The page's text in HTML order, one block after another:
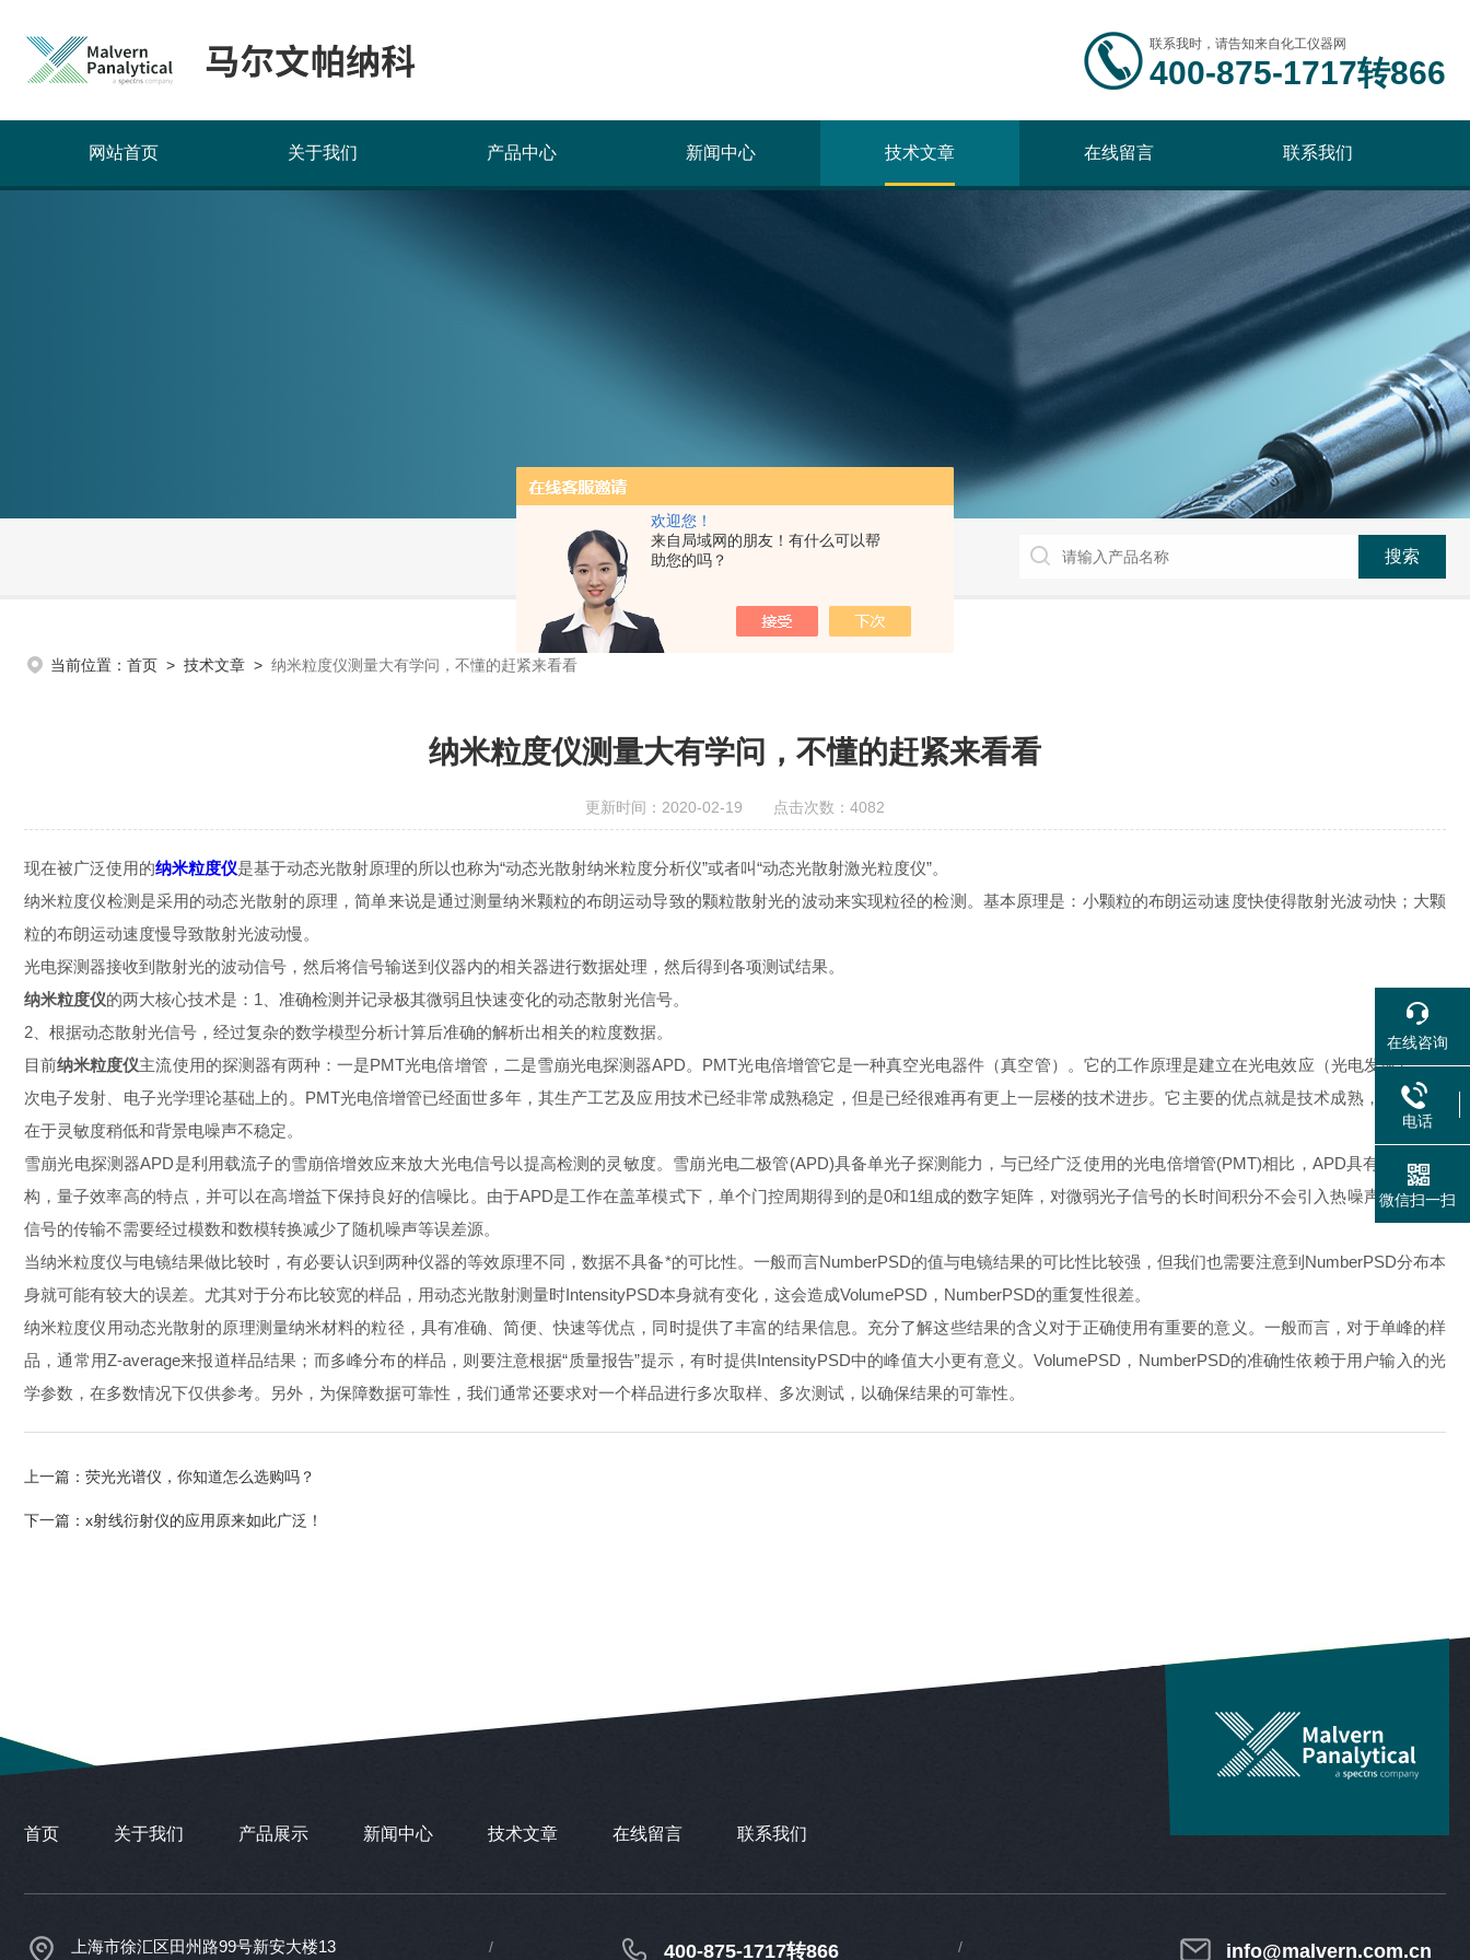
欢迎您！
来自局域网的朋友！有什么可以帮
助您的吗？
联系我时，请告知来自化工仪器网
400-875-1717转866
网站首页 关于我们 产品中心 新闻中心 技术文章 在线留言 联系我们
当前位置： 首页 > 技术文章 > 纳米粒度仪测量大有学问，不懂的赶紧来看看
纳米粒度仪测量大有学问，不懂的赶紧来看看
更新时间：2020-02-19 点击次数：4082
现在被广泛使用的纳米粒度仪是基于动态光散射原理的所以也称为“动态光散射纳米粒度分析仪”或者叫“动态光散射激光粒度仪”。
纳米粒度仪检测是采用的动态光散射的原理，简单来说是通过测量纳米颗粒的布朗运动导致的颗粒散射光的波动来实现粒径的检测。基本原理是：小颗粒的布朗运动速度快使得散射光波动快；大颗
粒的布朗运动速度慢导致散射光波动慢。
光电探测器接收到散射光的波动信号，然后将信号输送到仪器内的相关器进行数据处理，然后得到各项测试结果。
纳米粒度仪的两大核心技术是：1、准确检测并记录极其微弱且快速变化的动态散射光信号。
2、根据动态散射光信号，经过复杂的数学模型分析计算后准确的解析出相关的粒度数据。
目前纳米粒度仪主流使用的探测器有两种：一是PMT光电倍增管，二是雪崩光电探测器APD。PMT光电倍增管它是一种真空光电器件（真空管）。它的工作原理是建立在光电效应（光电发射）、二
次电子发射、电子光学理论基础上的。PMT光电倍增管已经面世多年，其生产工艺及应用技术已经非常成熟稳定，但是已经很难再有更上一层楼的技术进步。它主要的优点就是技术成熟，不足之处
在于灵敏度稍低和背景电噪声不稳定。
雪崩光电探测器APD是利用载流子的雪崩倍增效应来放大光电信号以提高检测的灵敏度。雪崩光电二极管(APD)具备单光子探测能力，与已经广泛使用的光电倍增管(PMT)相比，APD具有全固态结
构，量子效率高的特点，并可以在高增益下保持良好的信噪比。由于APD是工作在盖革模式下，单个门控周期得到的是0和1组成的数字矩阵，对微弱光子信号的长时间积分不会引入热噪声，加之其
信号的传输不需要经过模数和数模转换减少了随机噪声等误差源。
当纳米粒度仪与电镜结果做比较时，有必要认识到两种仪器的等效原理不同，数据不具备*的可比性。一般而言NumberPSD的值与电镜结果的可比性比较强，但我们也需要注意到NumberPSD分布本
身就可能有较大的误差。尤其对于分布比较宽的样品，用动态光散射测量时IntensityPSD本身就有变化，这会造成VolumePSD，NumberPSD的重复性很差。
纳米粒度仪用动态光散射的原理测量纳米材料的粒径，具有准确、简便、快速等优点，同时提供了丰富的结果信息。充分了解这些结果的含义对于正确使用有重要的意义。一般而言，对于单峰的样
品，通常用Z-average来报道样品结果；而多峰分布的样品，则要注意根据“质量报告”提示，有时提供IntensityPSD中的峰值大小更有意义。VolumePSD，NumberPSD的准确性依赖于用户输入的光
学参数，在多数情况下仅供参考。另外，为保障数据可靠性，我们通常还要求对一个样品进行多次取样、多次测试，以确保结果的可靠性。
上一篇： 荧光光谱仪，你知道怎么选购吗？
下一篇： x射线衍射仪的应用原来如此广泛！
首页 关于我们 产品展示 新闻中心 技术文章 在线留言 联系我们
上海市徐汇区田州路99号新安大楼13 400-875-1717转866 info@malvern.com.cn
在线咨询
电话
微信扫一扫